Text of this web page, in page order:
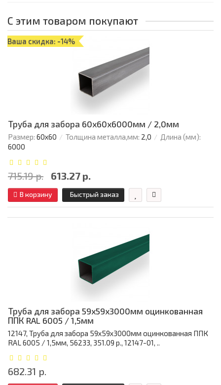
С этим товаром покупают
Ваша скидка: -14%
Труба для забора 60х60x6000мм / 2,0мм
Размер: 60х60 Толщина металла,мм: 2,0
Длина (мм):
6000
715.19 р. 613.27 р.
В корзину Быстрый заказ
Труба для забора 59х59x3000мм оцинкованная
ППК RAL 6005 / 1,5мм
12147, Труба для забора 59х59x3000мм оцинкованная ППК
RAL 6005 / 1,5мм, 56233, 351.09 р., 12147-01, ..
682.31 р.